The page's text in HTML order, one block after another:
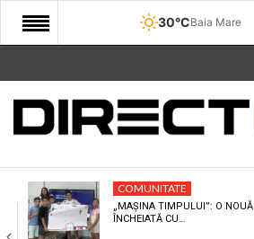
30°CBaia Mare
START
COMUNITATE
CULTURA
ECONOMIE
COMUNITATE
„MAȘINA TIMPULUI”: O
ÎNCHEIATĂ CU…